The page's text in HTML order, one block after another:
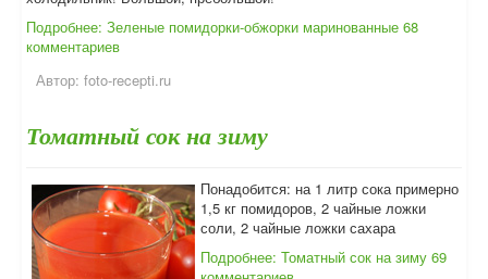
Подробнее: Зеленые помидорки-обжорки маринованные 68
комментариев
Автор: foto-recepti.ru
Томатный сок на зиму
Понадобится: на 1 литр сока примерно
1,5 кг помидоров, 2 чайные ложки
соли, 2 чайные ложки сахара
Подробнее: Томатный сок на зиму 69